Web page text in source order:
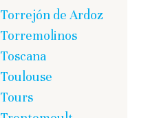
Torrejón de Ardoz
Torremolinos
Toscana
Toulouse
Tours